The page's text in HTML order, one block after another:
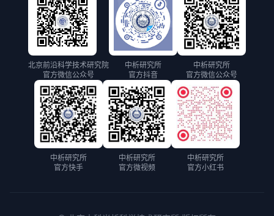
北京前沿科学技术研究院
官方微信公众号
中析研究所
官方抖音
中析研究所
官方微信公众号
中析研究所
官方快手
中析研究所
官方微视频
中析研究所
官方小红书